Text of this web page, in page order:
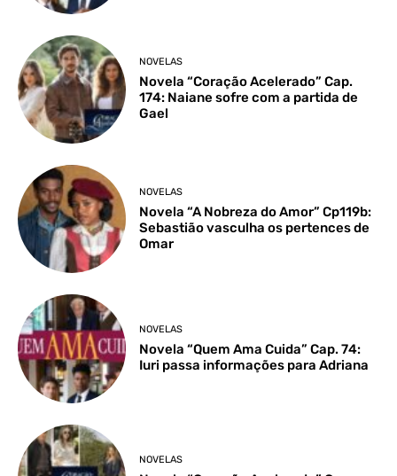
NOVELAS
Novela “Coração Acelerado” Cap.
174: Naiane sofre com a partida de
Gael
NOVELAS
Novela “A Nobreza do Amor” Cp119b:
Sebastião vasculha os pertences de
Omar
NOVELAS
Novela “Quem Ama Cuida” Cap. 74:
Iuri passa informações para Adriana
NOVELAS